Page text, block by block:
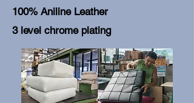
100% Aniline Leather
3 level chrome plating